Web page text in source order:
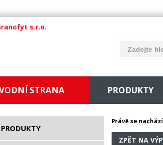
STRANA PRODUKTY
Právě se
ZPĚT NA